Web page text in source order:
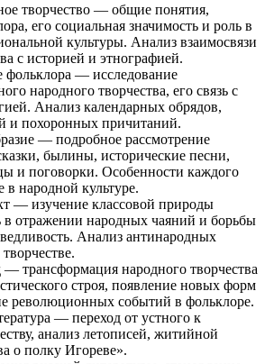
творчество — общие понятия,
его социальная значимость и роль в
культуры. Анализ взаимосвязи
с историей и этнографией.
фольклора — исследование
народного творчества, его связь с
Анализ календарных обрядов,
и похоронных причитаний.
— подробное рассмотрение
былины, исторические песни,
и поговорки. Особенности каждого
в народной культуре.
— изучение классовой природы
в отражении народных чаяний и борьбы
Анализ антинародных
— трансформация народного творчества
строя, появление новых форм
революционных событий в фольклоре.
— переход от устного к
анализ летописей, житийной
о полку Игореве».